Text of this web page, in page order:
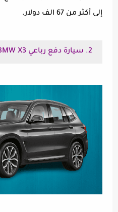
إلى أكثر من 67 الف دولار.
2. سيارة دفع رباعي BMW X3